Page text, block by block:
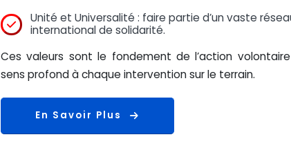
Unité et Universalité : faire partie d’un vaste
international de solidarité.
Ces valeurs sont le fondement de l’action
sens profond à chaque intervention sur le terrain.
En Savoir Plus